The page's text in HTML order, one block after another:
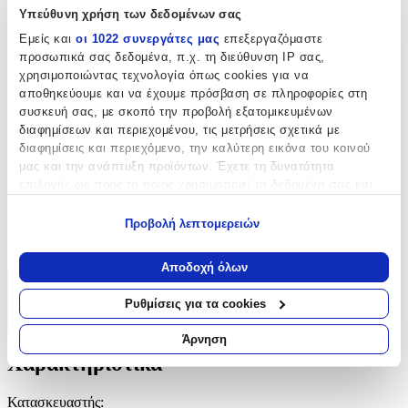
Υπεύθυνη χρήση των δεδομένων σας
Εμείς και οι 1022 συνεργάτες μας επεξεργαζόμαστε
προσωπικά σας δεδομένα, π.χ. τη διεύθυνση IP σας,
χρησιμοποιώντας τεχνολογία όπως cookies για να
αποθηκεύουμε και να έχουμε πρόσβαση σε πληροφορίες στη
συσκευή σας, με σκοπό την προβολή εξατομικευμένων
διαφημίσεων και περιεχομένου, τις μετρήσεις σχετικά με
διαφημίσεις και περιεχόμενο, την καλύτερη εικόνα του κοινού
μας και την ανάπτυξη προϊόντων. Έχετε τη δυνατότητα
Να συλλέξουμε πληροφορίες σχετικά με τη γεωγραφική
σας τοποθεσία, οι οποίες μπορεί να είναι ακριβείς σε
απόσταση μερικών μέτρων
Να αναγνωρίσουμε τη συσκευή σας σαρώνοντας ενεργά
για συγκεκριμένα χαρακτηριστικά (δακτυλικό αποτύπωμα)
Μάθετε περισσότερα σχετικά με τον τρόπο επεξεργασίας των
προσωπικών σας δεδομένων και καθορίστε τις προτιμήσεις σας
Προβολή λεπτομερειών
Αποδοχή όλων
Ρυθμίσεις για τα cookies
Άρνηση
Κατασκευαστής:
Παρίσης
Βασικά Χαρακτηριστικά
Φύλο:
Unisex
Χαρακτηριστικά
+
Χαρακτηριστικά
Κατασκευαστής: